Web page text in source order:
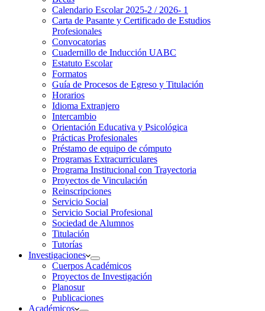
Calendario Escolar 2025-2 / 2026- 1
Carta de Pasante y Certificado de Estudios
Profesionales
Convocatorias
Cuadernillo de Inducción UABC
Estatuto Escolar
Formatos
Guía de Procesos de Egreso y Titulación
Horarios
Idioma Extranjero
Intercambio
Orientación Educativa y Psicológica
Prácticas Profesionales
Préstamo de equipo de cómputo
Programas Extracurriculares
Programa Institucional con Trayectoria
Proyectos de Vinculación
Reinscripciones
Servicio Social
Servicio Social Profesional
Sociedad de Alumnos
Titulación
Tutorías
Investigaciones
Cuerpos Académicos
Proyectos de Investigación
Planosur
Publicaciones
Académicos